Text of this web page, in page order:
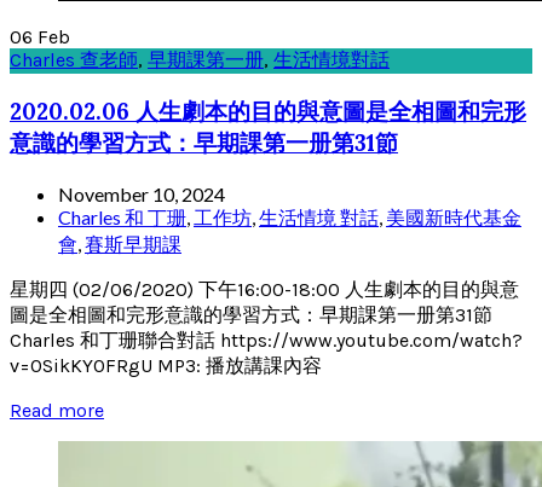
06 Feb
Charles 查老師, 早期課第一册, 生活情境對話
2020.02.06 人生劇本的目的與意圖是全相圖和完形
意識的學習方式：早期課第一册第31節
November 10, 2024
Charles 和 丁珊, 工作坊,生活情境 對話, 美國新時代基金
會,賽斯早期課
星期四 (02/06/2020) 下午16:00-18:00 人生劇本的目的與意
圖是全相圖和完形意識的學習方式：早期課第一册第31節
Charles 和丁珊聯合對話 https://www.youtube.com/watch?
v=0SikKY0FRgU MP3: 播放講課內容
Read more